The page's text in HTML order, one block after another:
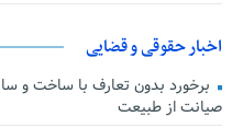
اخبار حقوقی و قضایی
برخورد بدون تعارف با ساخت‌ و
صیانت از طبیعت